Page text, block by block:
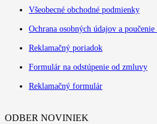
Všeobecné obchodné podmienky
Ochrana osobných údajov a poučenie
Reklamačný poriadok
Formulár na odstúpenie od zmluvy
Reklamačný formulár
ODBER NOVINIEK